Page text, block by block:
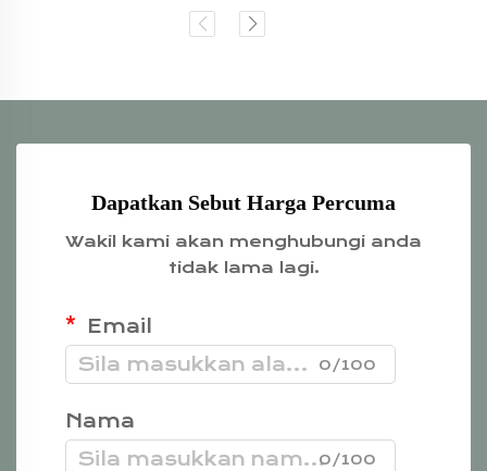
Dapatkan Sebut Harga Percuma
Wakil kami akan menghubungi anda
tidak lama lagi.
Email
0/100
Nama
0/100